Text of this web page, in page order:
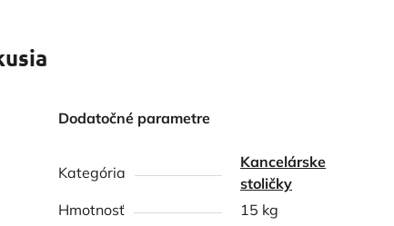
Dodatočné parametre
Kategória
Kancelárske
stoličky
Hmotnosť
15 kg